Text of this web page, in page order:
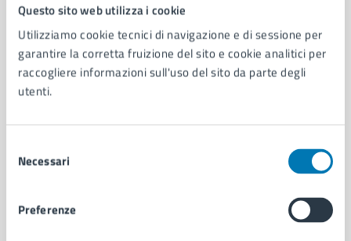
Questo sito web utilizza i cookie
Utilizziamo cookie tecnici di navigazione e di sessione per
garantire la corretta fruizione del sito e cookie analitici per
raccogliere informazioni sull'uso del sito da parte degli
utenti.
delNecessari
Preferenze
AMMINISTRAZIONE
Aree amministrative
Organi di governo
Municipalità
Uffici
Personale amministrativo